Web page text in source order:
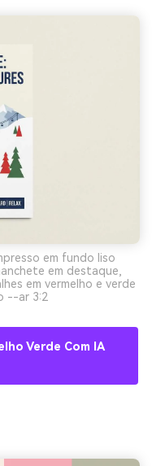
em fundo liso
em destaque,
em vermelho e verde
--ar 3:2
Verde Com IA